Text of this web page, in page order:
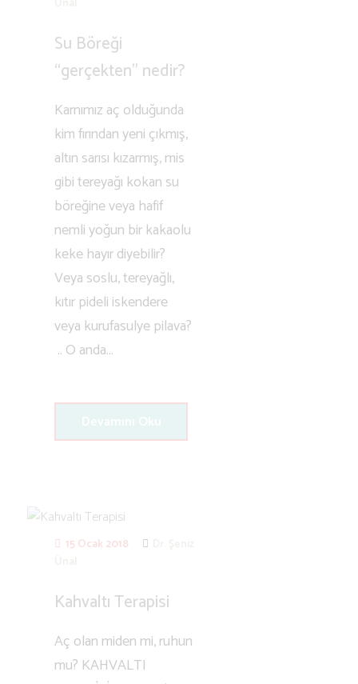
Su Böreği
“gerçekten” nedir?
Karnımız aç olduğunda
kim fırından yeni çıkmış,
altın sarısı kızarmış, mis
gibi tereyağı kokan su
böreğine veya hafif
nemli yoğun bir kakaolu
keke hayır diyebilir?
Veya soslu, tereyağlı,
kıtır pideli iskendere
veya kurufasulye pilava?
.. O anda...
15 Ocak 2018
Kahvaltı Terapisi
Aç olan miden mi, ruhun
mu? KAHVALTI